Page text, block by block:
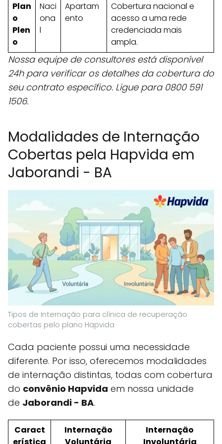
Plan
o
Plen
o
Naci
ona
l
Apartam
ento
Cobertura nacional e
acesso a uma rede
credenciada mais
ampla.
Nossa equipe de consultores está disponível
24h para verificar os detalhes da cobertura do
seu contrato específico. Ligue para 0800 591
1506.
Modalidades de Internação
Cobertas pela Hapvida em
Jaborandi - BA
Tipos de Internação para clínica de recuperação
cobertas pelo plano Hapvida
Cada paciente possui uma necessidade
diferente. Por isso, oferecemos modalidades
de internação distintas, todas com cobertura
do convênio Hapvida em nossa unidade
de Jaborandi - BA.
Caract
Internação
Internação